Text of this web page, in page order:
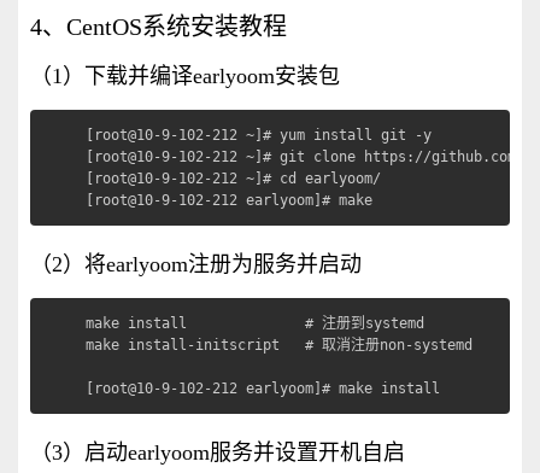
4、CentOS系统安装教程
（1）下载并编译earlyoom安装包
[root@10-9-102-212 ~]# yum install git -y
[root@10-9-102-212 ~]# git clone https://
[root@10-9-102-212 ~]# cd earlyoom/
[root@10-9-102-212 earlyoom]# make
（2）将earlyoom注册为服务并启动
make install              # 注册到systemd
make install-initscript   # 取消注册non-systemd
[root@10-9-102-212 earlyoom]# make install
（3）启动earlyoom服务并设置开机自启